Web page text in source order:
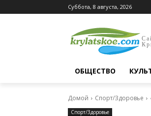
Суббота, 8 августа, 2026
ОБЩЕСТВО
Домой Спорт/Здоровье
Спорт/Здоровье